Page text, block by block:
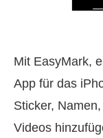
Mit EasyMark,
App für das
Sticker,
Videos